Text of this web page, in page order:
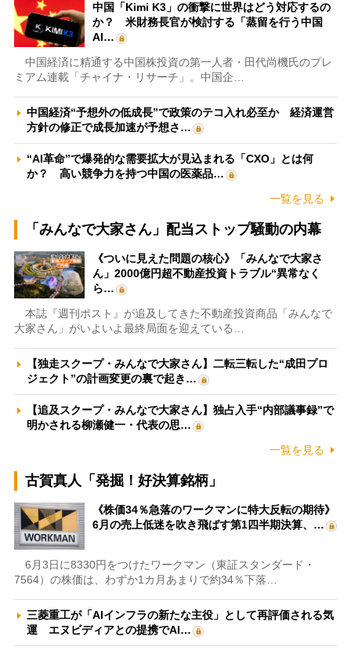
中国「Kimi K3」の衝撃に世界はどう対応するの
か？ 米財務長官が検討する「蒸留を行う中国
AI…
中国経済に精通する中国株投資の第一人者・田代尚機氏のプレ
ミアム連載「チャイナ・リサーチ」。中国企…
中国経済“予想外の低成長”で政策のテコ入れ必至か 経済運営
方針の修正で成長加速が予想さ…
“AI革命”で爆発的な需要拡大が見込まれる「CXO」とは何
か？ 高い競争力を持つ中国の医薬品…
一覧を見る
「みんなで大家さん」配当ストップ騒動の内幕
《ついに見えた問題の核心》「みんなで大家さ
ん」2000億円超不動産投資トラブル“異常なく
ら…
本誌『週刊ポスト』が追及してきた不動産投資商品「みんなで
大家さん」がいよいよ最終局面を迎えている…
【独走スクープ・みんなで大家さん】二転三転した“成田プロ
ジェクト”の計画変更の裏で起き…
【追及スクープ・みんなで大家さん】独占入手“内部議事録”で
明かされる柳瀬健一・代表の思…
一覧を見る
古賀真人「発掘！好決算銘柄」
《株価34％急落のワークマンに特大反転の期待》
6月の売上低迷を吹き飛ばす第1四半期決算、…
6月3日に8330円をつけたワークマン（東証スタンダード・
7564）の株価は、わずか1カ月あまりで約34％下落…
三菱重工が「AIインフラの新たな主役」として再評価される気
運 エヌビディアとの提携でAI…